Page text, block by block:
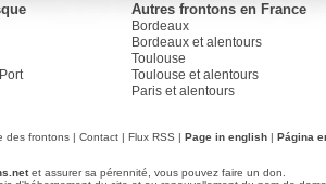
Autres frontons en France
Bordeaux
Bordeaux et alentours
Toulouse
Toulouse et alentours
Paris et alentours
des frontons | Contact | Flux RSS | Page in english | Página
et assurer sa pérennité, vous pouvez faire un don.